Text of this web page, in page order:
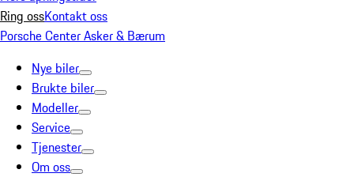
Ring ossKontakt oss
Porsche Center Asker & Bærum
Nye biler
Brukte biler
Modeller
Service
Tjenester
Om oss